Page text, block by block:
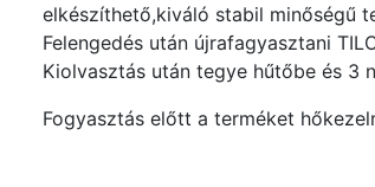
elkészíthető,kiváló stabil minőségű
Felengedés után újrafagyasztani
Kiolvasztás után tegye hűtőbe és 3
Fogyasztás előtt a terméket